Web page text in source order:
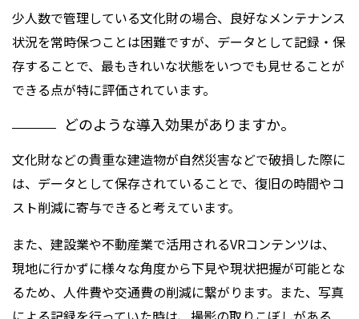
少人数で管理している文化財の場合、良好なメンテナンス
状況を常時保つことは困難ですが、データとして記録・保
存することで、最もきれいな状態をいつでも見せることが
できる点が特に評価されています。
どのような導入効果がありますか。
文化財などの貴重な建造物が自然災害などで破損した際に
は、データとして保存されていることで、復旧の時間やコ
スト削減に寄与できると考えています。
また、建設業や不動産業で活用されるVRコンテンツは、
現地に行かずに様々な角度から下見や現状把握が可能とな
るため、人件費や交通費の削減に繋がります。また、写真